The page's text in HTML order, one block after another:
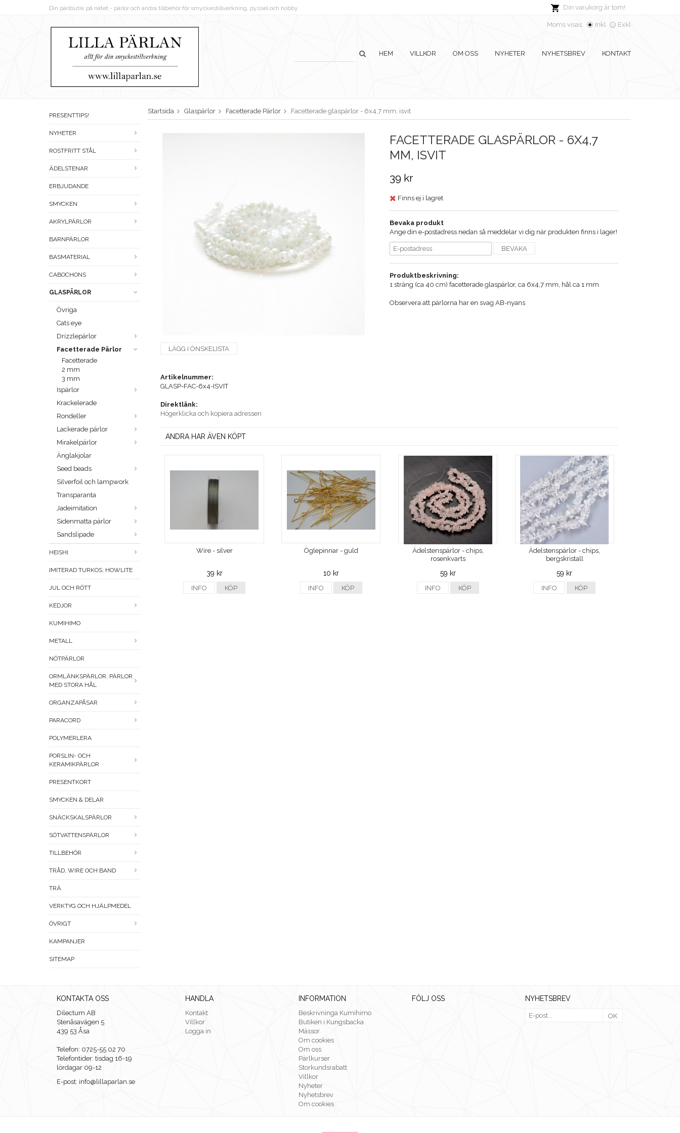
Din varukorg är tom!
Din pärlbutik på nätet - pärlor och andra tillbehör för smyckestillverkning, pyssel och hobby
Moms visas: Inkl Exkl
HEM VILLKOR OM OSS NYHETER NYHETSBREV KONTAKT
PRESENTTIPS!
NYHETER
ROSTFRITT STÅL
ÄDELSTENAR
ERBJUDANDE
SMYCKEN
AKRYLPÄRLOR
BARNPÄRLOR
BASMATERIAL
CABOCHONS
GLASPÄRLOR
Övriga
Cats eye
Drizzlepärlor
Facetterade Pärlor
Facetterade
2 mm
3 mm
Ispärlor
Krackelerade
Rondeller
Lackerade pärlor
Mirakelpärlor
Änglakjolar
Seed beads
Silverfoil och lampwork
Transparanta
Jadeimitation
Sidenmatta pärlor
Sandslipade
HEISHI
IMITERAD TURKOS, HOWLITE
JUL OCH RÖTT
KEDJOR
KUMIHIMO
METALL
NÖTPÄRLOR
ORMLÄNKSPÄRLOR, PÄRLOR
MED STORA HÅL
ORGANZAPÅSAR
PARACORD
POLYMERLERA
PORSLIN- OCH
KERAMIKPÄRLOR
PRESENTKORT
SMYCKEN & DELAR
SNÄCKSKALSPÄRLOR
SÖTVATTENSPÄRLOR
TILLBEHÖR
TRÅD, WIRE OCH BAND
TRÄ
VERKTYG OCH HJÄLPMEDEL
ÖVRIGT
KAMPANJER
SITEMAP
Startsida Glaspärlor Facetterade Pärlor Facetterade glaspärlor - 6x4,7 mm, isvit
FACETTERADE GLASPÄRLOR - 6X4,7
MM, ISVIT
39 kr
Finns ej i lagret
Bevaka produkt
Ange din e-postadress nedan så meddelar vi dig när produkten finns i lager!
BEVAKA
Produktbeskrivning:
1 sträng (ca 40 cm) facetterade glaspärlor, ca 6x4,7 mm, hål ca 1 mm
Observera att pärlorna har en svag AB-nyans
LÄGG I ÖNSKELISTA
Artikelnummer:
GLASP-FAC-6x4-ISVIT
Direktlänk:
Högerklicka och kopiera adressen
ANDRA HAR ÄVEN KÖPT
Wire - silver
39 kr
INFO KÖP
Öglepinnar - guld
10 kr
INFO KÖP
Ädelstenspärlor - chips,
rosenkvarts
59 kr
INFO KÖP
Ädelstenspärlor - chips,
bergskristall
59 kr
INFO KÖP
KONTAKTA OSS
Dilectum AB
Stenåsavägen 5
439 53 Åsa
Telefon: 0725-55 02 70
Telefontider: tisdag 16-19
lördagar 09-12
E-post: info@lillaparlan.se
HANDLA
Kontakt
Villkor
Logga in
INFORMATION
Beskrivninga Kumihimo
Butiken i Kungsbacka
Mässor
Om cookies
Om oss
Pärlkurser
Storkundsrabatt
Villkor
Nyheter
Nyhetsbrev
Om cookies
FÖLJ OSS NYHETSBREV
OK